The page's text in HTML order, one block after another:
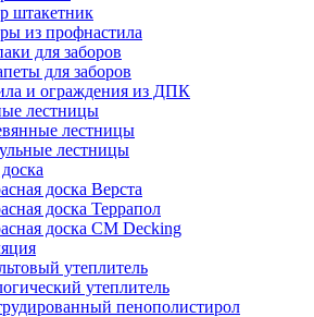
штакетник
из профнастила
для заборов
для заборов
и ограждения из ДПК
лестницы
лестницы
лестницы
доска Верста
доска Террапол
доска CM Decking
утеплитель
утеплитель
пенополистирол